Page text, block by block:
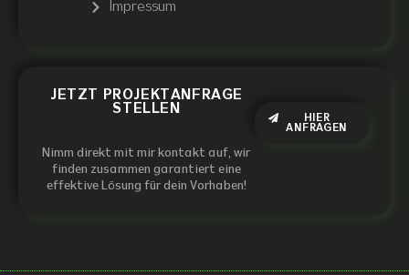
Impressum
JETZT PROJEKTANFRAGE
STELLEN
Nimm direkt mit mir kontakt auf, wir
finden zusammen garantiert eine
effektive Lösung für dein Vorhaben!
HIER
ANFRAGEN